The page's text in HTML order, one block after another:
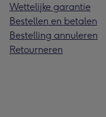
Wettelijke garantie
Bestellen en betalen
Bestelling annuleren
Retourneren